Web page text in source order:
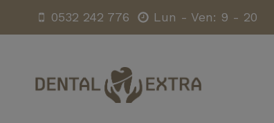
0532 242 776 Lun - Ven: 9 - 20